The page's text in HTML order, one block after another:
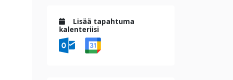
Lisää tapahtuma
kalenteriisi